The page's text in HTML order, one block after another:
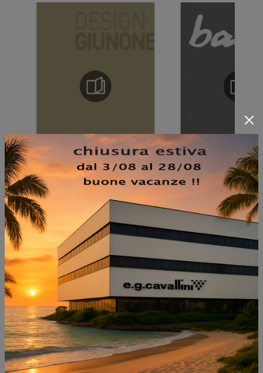
NON PERDERTI ANCHE:
CALIPSO 2346